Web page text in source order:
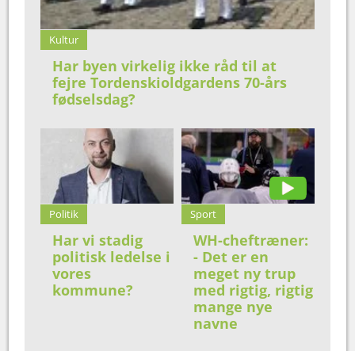
Kultur
Har byen virkelig ikke råd til at
fejre Tordenskioldgardens 70-års
fødselsdag?
Politik
Har vi stadig
politisk ledelse i
vores
kommune?
Sport
WH-cheftræner:
- Det er en
meget ny trup
med rigtig, rigtig
mange nye
navne